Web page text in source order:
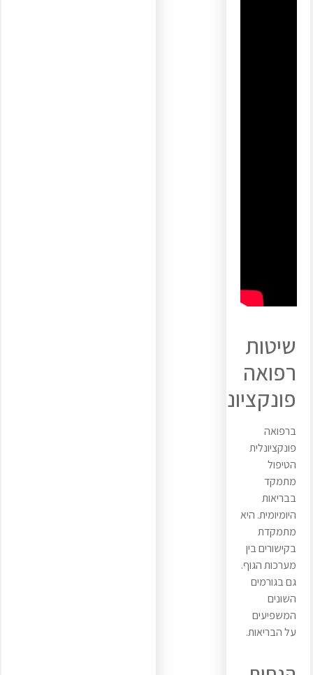
שיטות
רפואה
פונקציונלית
ברפואה
פונקציונלית
הטיפול
מתמקד
בבריאות
היומיומית. היא
מתמקדת
בקישורים בין
מערכות הגוף.
גם בגורמים
השונים
המשפיעים
על הבריאות.